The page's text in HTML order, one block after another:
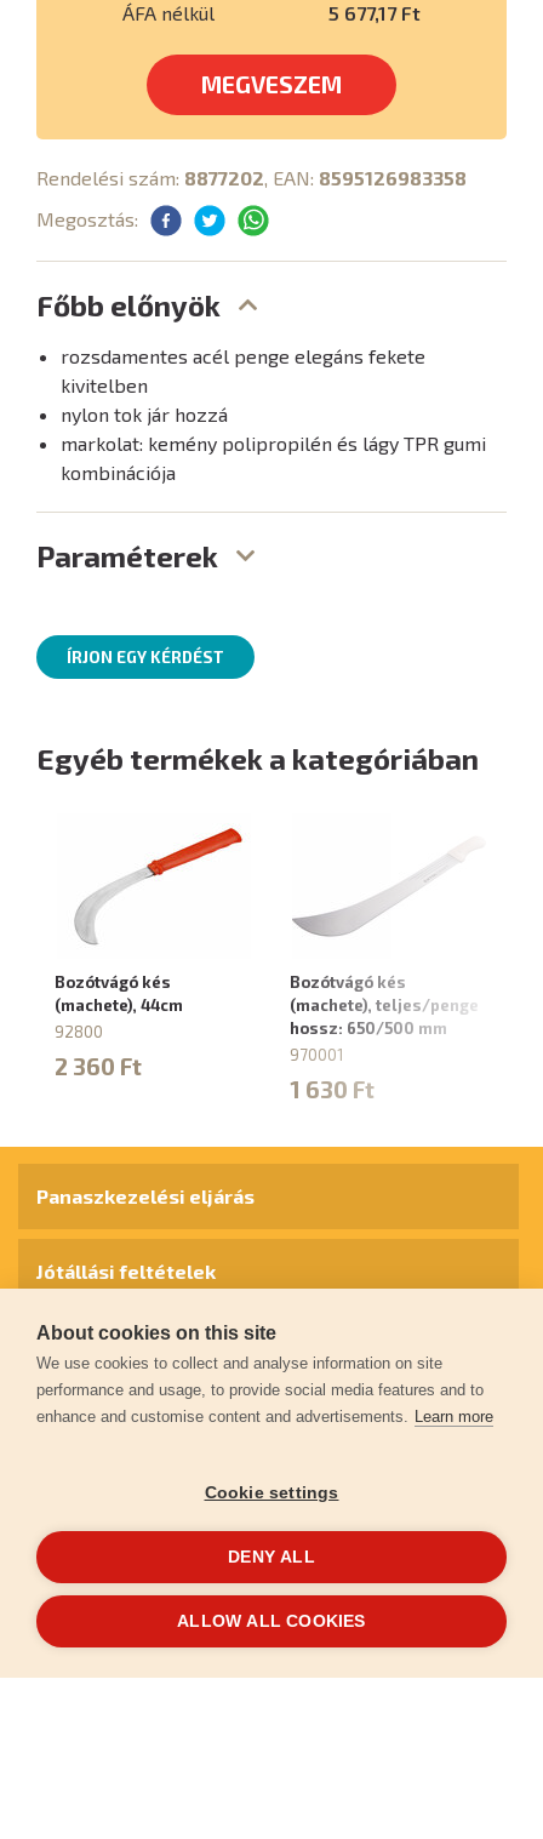
ÁFA nélkül 5 677,17 Ft
MEGVESZEM
Rendelési szám: 8877202, EAN: 8595126983358
Megosztás:
Főbb előnyök
rozsdamentes acél penge elegáns fekete
kivitelben
nylon tok jár hozzá
markolat: kemény polipropilén és lágy TPR gumi
kombinációja
Paraméterek
ÍRJON EGY KÉRDÉST
Egyéb termékek a kategóriában
Bozótvágó kés
(machete), 44cm
92800
2 360 Ft
Bozótvágó kés
(machete), teljes/penge
hossz: 650/500 mm
970001
1 630 Ft
© 2026extol.hu- Minden jog fenntartva
Panaszkezelési eljárás
Jótállási feltételek
Személyes adatok védelme
Kapcsolat
Garancia regisztráció
LétrehoztaFEO
About cookies on this site
We use cookies to collect and analyse information on site
performance and usage, to provide social media features and to
enhance and customise content and advertisements. Learn more
Cookie settings
DENY ALL
ALLOW ALL COOKIES